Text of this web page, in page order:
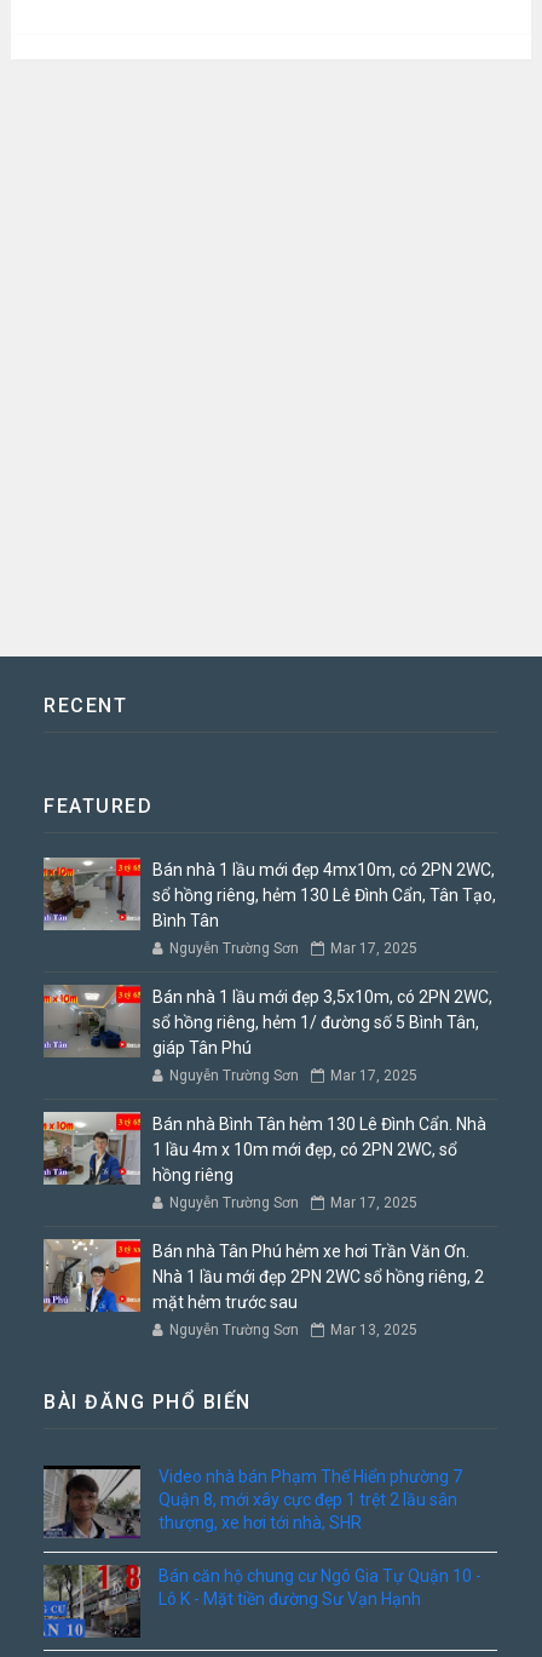
RECENT
FEATURED
Bán nhà 1 lầu mới đẹp 4mx10m, có 2PN 2WC,
sổ hồng riêng, hẻm 130 Lê Đình Cẩn, Tân Tạo,
Bình Tân
Nguyễn Trường Sơn Mar 17, 2025
Bán nhà 1 lầu mới đẹp 3,5x10m, có 2PN 2WC,
sổ hồng riêng, hẻm 1/ đường số 5 Bình Tân,
giáp Tân Phú
Nguyễn Trường Sơn Mar 17, 2025
Bán nhà Bình Tân hẻm 130 Lê Đình Cẩn. Nhà
1 lầu 4m x 10m mới đẹp, có 2PN 2WC, sổ
hồng riêng
Nguyễn Trường Sơn Mar 17, 2025
Bán nhà Tân Phú hẻm xe hơi Trần Văn Ơn.
Nhà 1 lầu mới đẹp 2PN 2WC sổ hồng riêng, 2
mặt hẻm trước sau
Nguyễn Trường Sơn Mar 13, 2025
BÀI ĐĂNG PHỔ BIẾN
Video nhà bán Phạm Thế Hiển phường 7
Quận 8, mới xây cực đẹp 1 trệt 2 lầu sân
thượng, xe hơi tới nhà, SHR
Bán căn hộ chung cư Ngô Gia Tự Quận 10 -
Lô K - Mặt tiền đường Sư Vạn Hạnh